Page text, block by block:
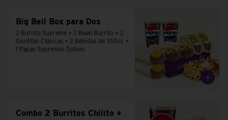
Big Bell Box para Dos
2 Burrito Supreme + 2 Bean Burrito + 2
Gorditas Clásicas + 2 Bebidas de 350cc +
1 Papas Supremas Dobles
Combo 2 Burritos Chilito +